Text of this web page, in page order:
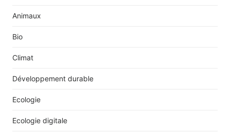
Animaux
Bio
Climat
Développement durable
Ecologie
Ecologie digitale